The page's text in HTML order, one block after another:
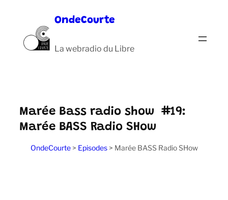
contenu
OndeCourte
La webradio du Libre
Marée Bass radio show #19:
Marée BASS Radio SHow
OndeCourte> Episodes> Marée BASS Radio SHow